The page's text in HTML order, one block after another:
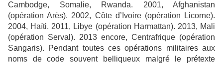
Cambodge, Somalie, Rwanda. 2001, Afghanistan
(opération Arès). 2002, Côte d’Ivoire (opération Licorne).
2004, Haïti. 2011, Libye (opération Harmattan). 2013, Mali
(opération Serval). 2013 encore, Centrafrique (opération
Sangaris). Pendant toutes ces opérations militaires aux
noms de code souvent belliqueux malgré le prétexte